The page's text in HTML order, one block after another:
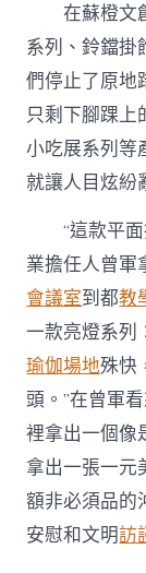
在蘇橙文
系列、鈴鐺掛
們停止了原地
只剩下腳踝上
小吃展系列等
就讓人目炫紛
“這款平
業擔任人曾軍
會議室到都教
一款亮燈系列
瑜伽場地殊快
頭。”在曾軍
裡拿出一個像
拿出一張一元
額非必須品的
安慰和文明訪